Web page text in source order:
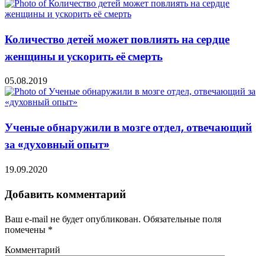
Количество детей может повлиять на сердце
женщины и ускорить её смерть
05.08.2019
Ученые обнаружили в мозге отдел, отвечающий
за «духовный опыт»
19.09.2020
Добавить комментарий
Ваш e-mail не будет опубликован. Обязательные поля
помечены *
Комментарий